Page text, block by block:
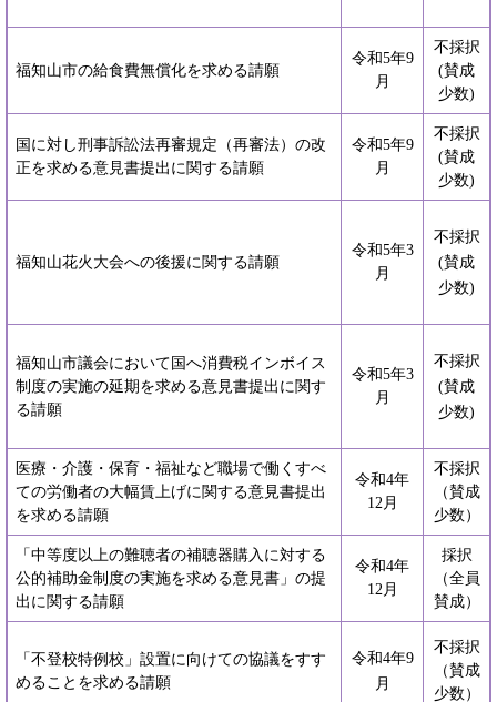
福知山市の給食費無償化を求める請願
令和5年9
月
不採択
(賛成
少数)
国に対し刑事訴訟法再審規定（再審法）の改
正を求める意見書提出に関する請願
令和5年9
月
不採択
(賛成
少数)
福知山花火大会への後援に関する請願
令和5年3
月
不採択
(賛成
少数)
福知山市議会において国へ消費税インボイス
制度の実施の延期を求める意見書提出に関す
る請願
令和5年3
月
不採択
(賛成
少数)
医療・介護・保育・福祉など職場で働くすべ
ての労働者の大幅賃上げに関する意見書提出
を求める請願
令和4年
12月
不採択
（賛成
少数）
「中等度以上の難聴者の補聴器購入に対する
公的補助金制度の実施を求める意見書」の提
出に関する請願
令和4年
12月
採択
（全員
賛成）
「不登校特例校」設置に向けての協議をすす
めることを求める請願
令和4年9
月
不採択
（賛成
少数）